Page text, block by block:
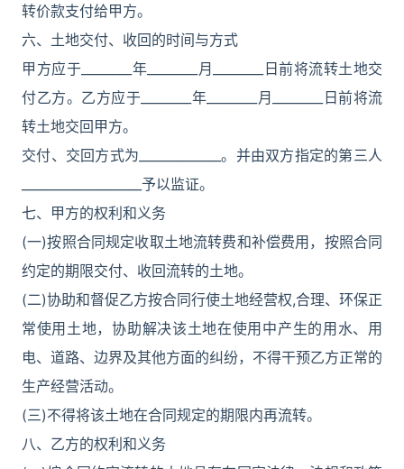
转价款支付给甲方。
六、土地交付、收回的时间与方式
甲方应于________年________月________日前将流转土地交
付乙方。乙方应于________年________月________日前将流
转土地交回甲方。
交付、交回方式为_____________。并由双方指定的第三人
___________________予以监证。
七、甲方的权利和义务
(一)按照合同规定收取土地流转费和补偿费用，按照合同
约定的期限交付、收回流转的土地。
(二)协助和督促乙方按合同行使土地经营权,合理、环保正
常使用土地，协助解决该土地在使用中产生的用水、用
电、道路、边界及其他方面的纠纷，不得干预乙方正常的
生产经营活动。
(三)不得将该土地在合同规定的期限内再流转。
八、乙方的权利和义务